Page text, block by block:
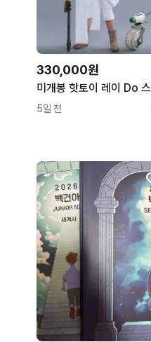
330,000원
5일 전